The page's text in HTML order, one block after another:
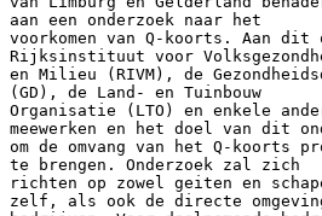
aan een onderzoek naar het
voorkomen van Q-koorts. Aan dit
Rijksinstituut voor
en Milieu (RIVM), de
(GD), de Land- en Tuinbouw
Organisatie (LTO) en enkele
meewerken en het doel van dit
om de omvang van het Q-koorts
te brengen. Onderzoek zal zich
richten op zowel geiten en
zelf, als ook de directe